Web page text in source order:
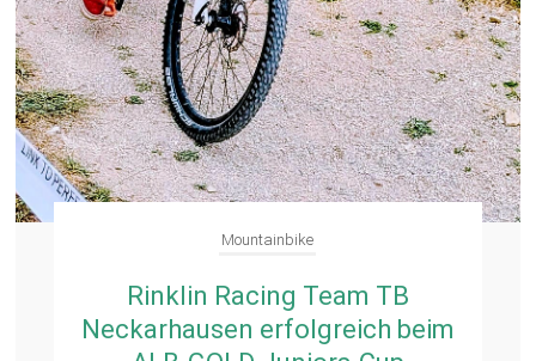
Mountainbike
Rinklin Racing Team TB
Neckarhausen erfolgreich beim